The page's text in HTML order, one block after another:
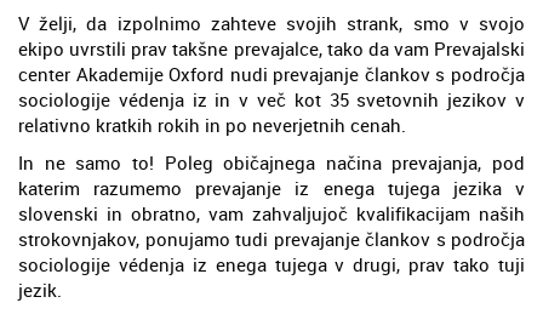
V želji, da izpolnimo zahteve svojih strank, smo v svojo
ekipo uvrstili prav takšne prevajalce, tako da vam Prevajalski
center Akademije Oxford nudi prevajanje člankov s področja
sociologije védenja iz in v več kot 35 svetovnih jezikov v
relativno kratkih rokih in po neverjetnih cenah.
In ne samo to! Poleg običajnega načina prevajanja, pod
katerim razumemo prevajanje iz enega tujega jezika v
slovenski in obratno, vam zahvaljujoč kvalifikacijam naših
strokovnjakov, ponujamo tudi prevajanje člankov s področja
sociologije védenja iz enega tujega v drugi, prav tako tuji
jezik.